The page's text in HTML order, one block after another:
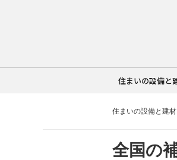
住まいの設備と
住まいの設備と建材
全国の